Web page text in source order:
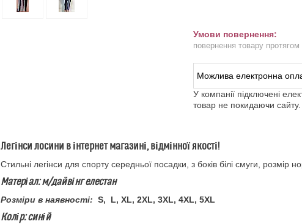
повернення товару протягом
У компанії підключені
товар не покидаючи сайту.
Легінси лосини в інтернет магазині, відмінної якості!
Стильні легінси для спорту середньої посадки, з боків білі смуги, розмір
Матеріал: м/дайвінг елестан
Розміри в наявності: S, L, XL, 2XL, 3XL, 4XL, 5XL
Колір: синій